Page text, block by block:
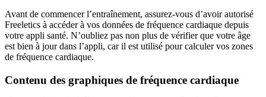
Avant de commencer l’entraînement, assurez-vous d’avoir autorisé
Freeletics à accéder à vos données de fréquence cardiaque depuis
votre appli santé. N’oubliez pas non plus de vérifier que votre âge
est bien à jour dans l’appli, car il est utilisé pour calculer vos zones
de fréquence cardiaque.
Contenu des graphiques de fréquence cardiaque